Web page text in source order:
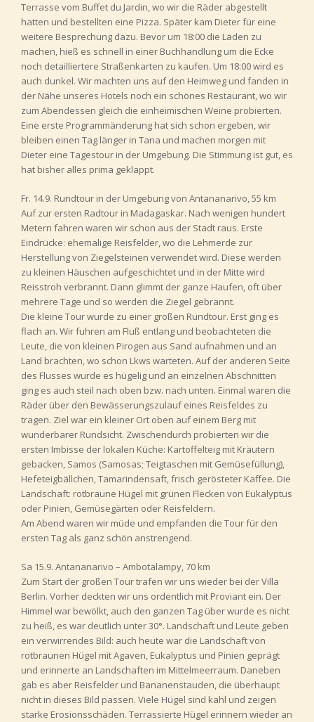
Terrasse vom Buffet du Jardin, wo wir die Räder abgestellt
hatten und bestellten eine Pizza. Später kam Dieter für eine
weitere Besprechung dazu. Bevor um 18:00 die Läden zu
machen, hieß es schnell in einer Buchhandlung um die Ecke
noch detailliertere Straßenkarten zu kaufen. Um 18:00 wird es
auch dunkel. Wir machten uns auf den Heimweg und fanden in
der Nähe unseres Hotels noch ein schönes Restaurant, wo wir
zum Abendessen gleich die einheimischen Weine probierten.
Eine erste Programmänderung hat sich schon ergeben, wir
bleiben einen Tag länger in Tana und machen morgen mit
Dieter eine Tagestour in der Umgebung. Die Stimmung ist gut, es
hat bisher alles prima geklappt.
Fr. 14.9. Rundtour in der Umgebung von Antananarivo, 55 km
Auf zur ersten Radtour in Madagaskar. Nach wenigen hundert
Metern fahren waren wir schon aus der Stadt raus. Erste
Eindrücke: ehemalige Reisfelder, wo die Lehmerde zur
Herstellung von Ziegelsteinen verwendet wird. Diese werden
zu kleinen Häuschen aufgeschichtet und in der Mitte wird
Reisstroh verbrannt. Dann glimmt der ganze Haufen, oft über
mehrere Tage und so werden die Ziegel gebrannt.
Die kleine Tour wurde zu einer großen Rundtour. Erst ging es
flach an. Wir fuhren am Fluß entlang und beobachteten die
Leute, die von kleinen Pirogen aus Sand aufnahmen und an
Land brachten, wo schon Lkws warteten. Auf der anderen Seite
des Flusses wurde es hügelig und an einzelnen Abschnitten
ging es auch steil nach oben bzw. nach unten. Einmal waren die
Räder über den Bewässerungszulauf eines Reisfeldes zu
tragen. Ziel war ein kleiner Ort oben auf einem Berg mit
wunderbarer Rundsicht. Zwischendurch probierten wir die
ersten Imbisse der lokalen Küche: Kartoffelteig mit Kräutern
gebacken, Samos (Samosas; Teigtaschen mit Gemüsefüllung),
Hefeteigbällchen, Tamarindensaft, frisch gerösteter Kaffee. Die
Landschaft: rotbraune Hügel mit grünen Flecken von Eukalyptus
oder Pinien, Gemüsegärten oder Reisfeldern.
Am Abend waren wir müde und empfanden die Tour für den
ersten Tag als ganz schön anstrengend.
Sa 15.9. Antananarivo – Ambotalampy, 70 km
Zum Start der großen Tour trafen wir uns wieder bei der Villa
Berlin. Vorher deckten wir uns ordentlich mit Proviant ein. Der
Himmel war bewölkt, auch den ganzen Tag über wurde es nicht
zu heiß, es war deutlich unter 30°. Landschaft und Leute geben
ein verwirrendes Bild: auch heute war die Landschaft von
rotbraunen Hügel mit Agaven, Eukalyptus und Pinien geprägt
und erinnerte an Landschaften im Mittelmeerraum. Daneben
gab es aber Reisfelder und Bananenstauden, die überhaupt
nicht in dieses Bild passen. Viele Hügel sind kahl und zeigen
starke Erosionsschäden. Terrassierte Hügel erinnern wieder an